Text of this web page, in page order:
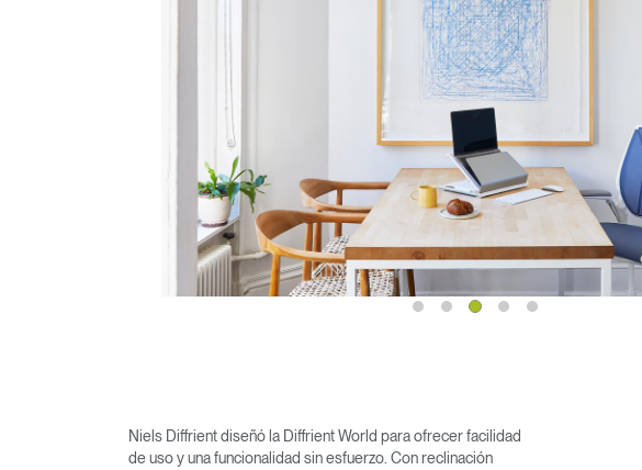
REGISTRO
SIGN IN WITH SSO
¿Ha olvidado su contraseña?
España
Select
Region
Niels Diffrient diseñó la Diffrient World para ofrecer facilidad
de uso y una funcionalidad sin esfuerzo. Con reclinación